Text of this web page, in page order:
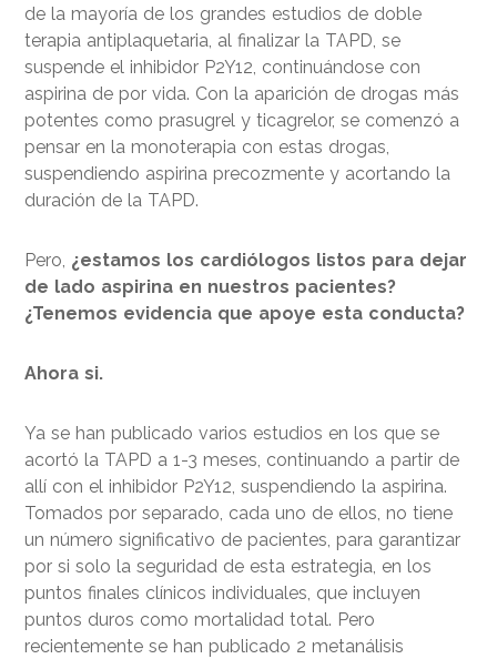
de la mayoría de los grandes estudios de doble
terapia antiplaquetaria, al finalizar la TAPD, se
suspende el inhibidor P2Y12, continuándose con
aspirina de por vida. Con la aparición de drogas más
potentes como prasugrel y ticagrelor, se comenzó a
pensar en la monoterapia con estas drogas,
suspendiendo aspirina precozmente y acortando la
duración de la TAPD.
Pero, ¿estamos los cardiólogos listos para dejar
de lado aspirina en nuestros pacientes?
¿Tenemos evidencia que apoye esta conducta?
Ahora si.
Ya se han publicado varios estudios en los que se
acortó la TAPD a 1-3 meses, continuando a partir de
allí con el inhibidor P2Y12, suspendiendo la aspirina.
Tomados por separado, cada uno de ellos, no tiene
un número significativo de pacientes, para garantizar
por si solo la seguridad de esta estrategia, en los
puntos finales clínicos individuales, que incluyen
puntos duros como mortalidad total. Pero
recientemente se han publicado 2 metanálisis